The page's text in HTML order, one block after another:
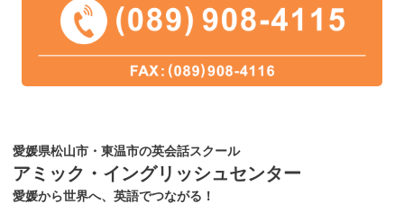
愛媛県松山市・東温市の英会話スクール
アミック・イングリッシュセンター
愛媛から世界へ、英語でつながる！